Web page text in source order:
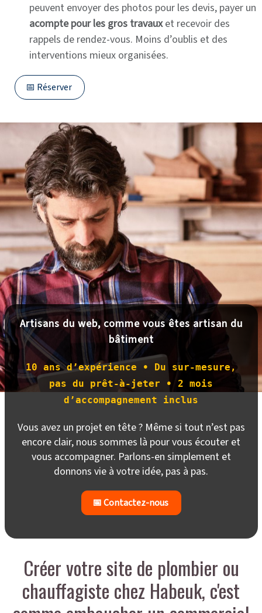
peuvent envoyer des photos pour les devis, payer un
acompte pour les gros travauxet recevoir des
rappels de rendez-vous. Moins d’oublis et des
interventions mieux organisées.
📅 Réserver
Artisans du web, comme vous êtes artisan du
bâtiment
10 ans d’expérience • Du sur-mesure,
pas du prêt-à-jeter • 2 mois
d’accompagnement inclus
Vous avez un projet en tête ? Même si tout n’est pas
encore clair, nous sommes là pour vous écouter et
vous accompagner. Parlons-en simplement et
donnons vie à votre idée, pas à pas.
📅 Contactez-nous
Créer votre site de plombier ou
chauffagiste chez Habeuk, c'est